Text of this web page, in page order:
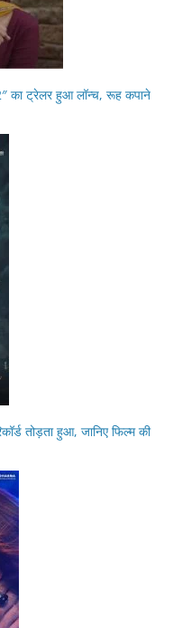
का ट्रेलर हुआ लॉन्च, रूह कपाने
तोड़ता हुआ, जानिए फिल्म की